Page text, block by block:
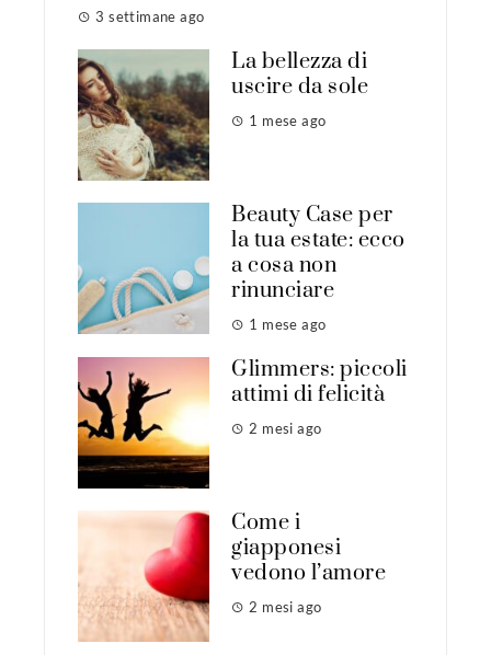
3 settimane ago
La bellezza di
uscire da sole
1 mese ago
Beauty Case per
la tua estate: ecco
a cosa non
rinunciare
1 mese ago
Glimmers: piccoli
attimi di felicità
2 mesi ago
Come i
giapponesi
vedono l’amore
2 mesi ago